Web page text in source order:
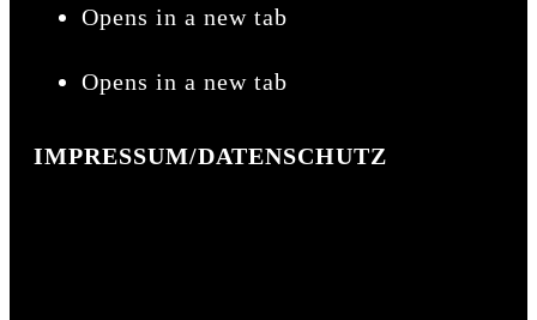
Opens in a new tab
Opens in a new tab
IMPRESSUM/DATENSCHUTZ